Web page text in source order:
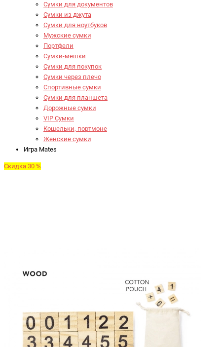
Сумки для документов
Сумки из джута
Сумки для ноутбуков
Мужские сумки
Портфели
Сумки-мешки
Сумки для покупок
Сумки через плечо
Спортивные сумки
Сумки для планшета
Дорожные сумки
VIP Сумки
Кошельки, портмоне
Женские сумки
Игра Mates
Скидка 30 %